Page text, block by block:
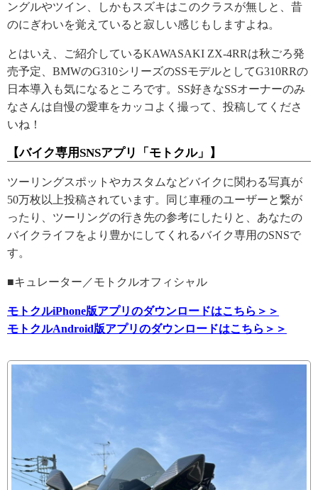
ングルやツイン、しかもスズキはこのクラスが無しと、昔
のにぎわいを覚えていると寂しい感じもしますよね。
とはいえ、ご紹介しているKAWASAKI ZX-4RRは秋ごろ発
売予定、BMWのG310シリーズのSSモデルとしてG310RRの
日本導入も気になるところです。SS好きなSSオーナーのみ
なさんは自慢の愛車をカッコよく撮って、投稿してくださ
いね！
【バイク専用SNSアプリ「モトクル」】
ツーリングスポットやカスタムなどバイクに関わる写真が
50万枚以上投稿されています。同じ車種のユーザーと繋が
ったり、ツーリングの行き先の参考にしたりと、あなたの
バイクライフをより豊かにしてくれるバイク専用のSNSで
す。
■キュレーター／モトクルオフィシャル
モトクルiPhone版アプリのダウンロードはこちら＞＞
モトクルAndroid版アプリのダウンロードはこちら＞＞